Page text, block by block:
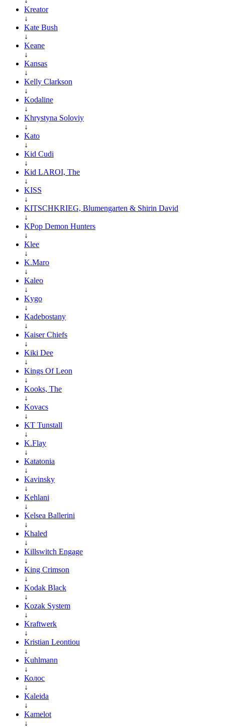
Kreator
↓
Kate Bush
↓
Keane
↓
Kansas
↓
Kelly Clarkson
↓
Kodaline
↓
Khrystyna Soloviy
↓
Kato
↓
Kid Cudi
↓
Kid LAROI, The
↓
KISS
↓
KITSCHKRIEG, Blumengarten & Shirin David
↓
KPop Demon Hunters
↓
Klee
↓
K.Maro
↓
Kaleo
↓
Kygo
↓
Kadebostany
↓
Kaiser Chiefs
↓
Kiki Dee
↓
Kings Of Leon
↓
Kooks, The
↓
Kovacs
↓
KT Tunstall
↓
K.Flay
↓
Katatonia
↓
Kavinsky
↓
Kehlani
↓
Kelsea Ballerini
↓
Khaled
↓
Killswitch Engage
↓
King Crimson
↓
Kodak Black
↓
Kozak System
↓
Kraftwerk
↓
Kristian Leontiou
↓
Kuhlmann
↓
Колос
↓
Kaleida
↓
Kamelot
↓